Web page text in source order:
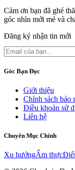
Cảm ơn bạn đã ghé
góc nhìn mới mẻ và
Đăng ký nhận tin mới
Góc Bạn Đọc
Giới thiệu
Chính sách bảo
Điều khoản sử
Liên hệ
Chuyên Mục Chính
Xu hướngẨm thực